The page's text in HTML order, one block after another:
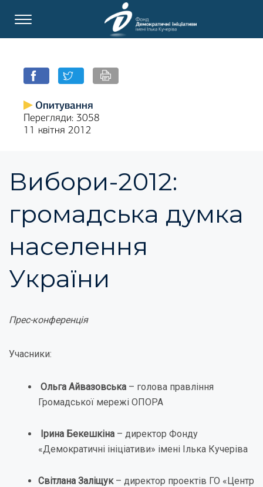
Опитування
Перегляди: 3058
11 квітня 2012
Вибори-2012:
громадська думка
населення
України
Прес-конференція
Учасники:
Ольга Айвазовська – голова правління
Громадської мережі ОПОРА
Ірина Бекешкіна – директор Фонду
«Демократичні ініціативи» імені Ілька Кучеріва
Світлана Заліщук– директор проектів ГО «Центр